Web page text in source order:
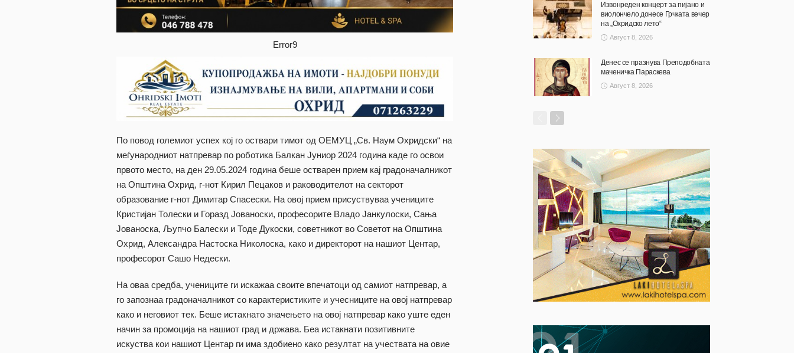
Error9
По повод големиот успех кој го оствари тимот од ОЕМУЦ „Св. Наум Охридски“ на
меѓународниот натпревар по роботика Балкан Јуниор 2024 година каде го освои
првото место, на ден 29.05.2024 година беше остварен прием кај градоначалникот
на Општина Охрид, г-нот Кирил Пецаков и раководителот на секторот
образование г-нот Димитар Спасески. На овој прием присуствуваа учениците
Кристијан Толески и Горазд Јованоски, професорите Владо Јанкулоски, Сања
Јованоска, Љупчо Балески и Тоде Дукоски, советникот во Советот на Општина
Охрид, Александра Настоска Николоска, како и директорот на нашиот Центар,
професорот Сашо Недески.
На оваа средба, учениците ги искажаа своите впечатоци од самиот натпревар, а
го запознаа градоначалникот со карактеристиките и учесниците на овој натпревар
како и неговиот тек. Беше истакнато значењето на овој натпревар како уште еден
начин за промоција на нашиот град и држава. Беа истакнати позитивните
искуства кои нашиот Центар ги има здобиено како резултат на учествата на овие
Извонреден концерт за пијано и
виолончело донесе Грчката вечер
на „Охридско лето“
Август 8, 2026
Денес се празнува Преподобната
маченичка Параскева
Август 8, 2026